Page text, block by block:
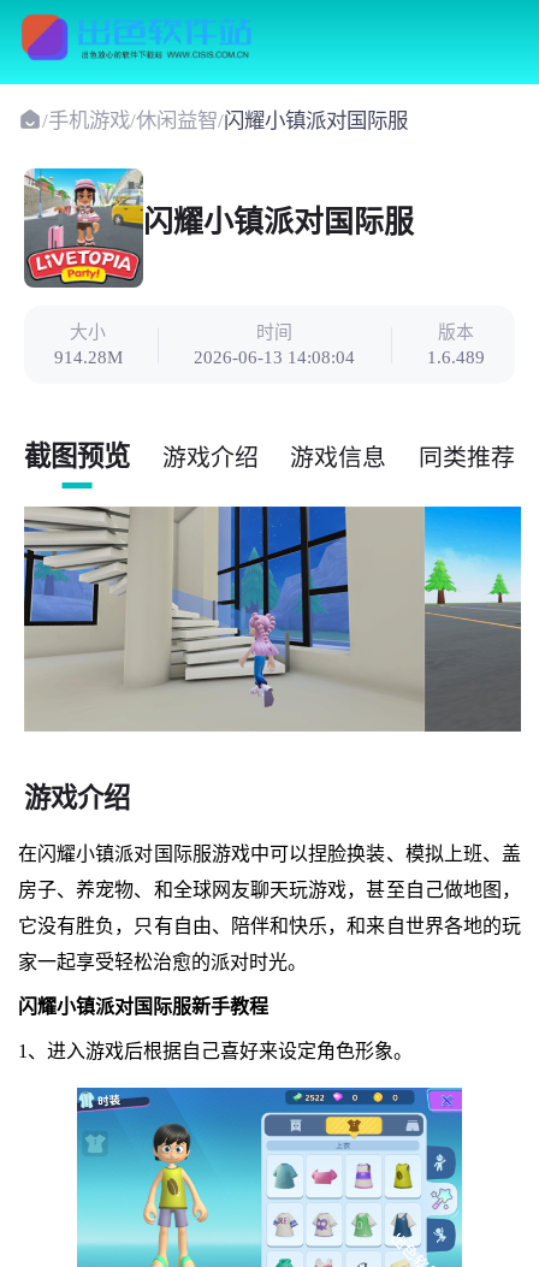
/手机游戏/休闲益智/闪耀小镇派对国际服
闪耀小镇派对国际服
大小
914.28M
时间
2026-06-13 14:08:04
版本
1.6.489
截图预览 游戏介绍 游戏信息 同类推荐
游戏介绍
在闪耀小镇派对国际服游戏中可以捏脸换装、模拟上班、盖
房子、养宠物、和全球网友聊天玩游戏，甚至自己做地图，
它没有胜负，只有自由、陪伴和快乐，和来自世界各地的玩
家一起享受轻松治愈的派对时光。
闪耀小镇派对国际服新手教程
1、进入游戏后根据自己喜好来设定角色形象。